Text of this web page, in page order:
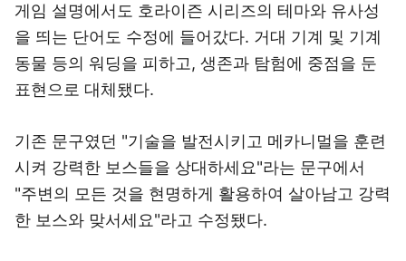
게임 설명에서도 호라이즌 시리즈의 테마와 유사성
을 띄는 단어도 수정에 들어갔다. 거대 기계 및 기계
동물 등의 워딩을 피하고, 생존과 탐험에 중점을 둔
표현으로 대체됐다.
기존 문구였던 "기술을 발전시키고 메카니멀을 훈련
시켜 강력한 보스들을 상대하세요"라는 문구에서
"주변의 모든 것을 현명하게 활용하여 살아남고 강력
한 보스와 맞서세요"라고 수정됐다.